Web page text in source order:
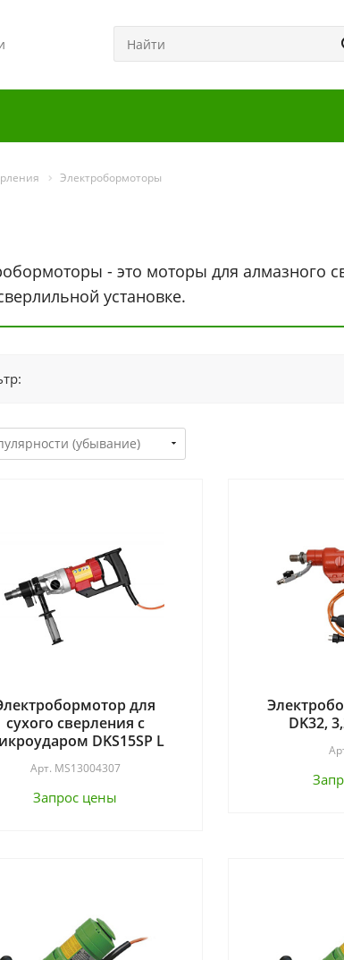
Электробормоторы
- это моторы для алмазного
установке.
для
сухого сверления с
DKS15SP L
Арт. MS13004307
Запрос цены
DK32,